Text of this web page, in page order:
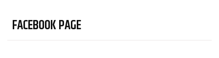
FACEBOOK PAGE